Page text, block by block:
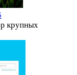
крупных